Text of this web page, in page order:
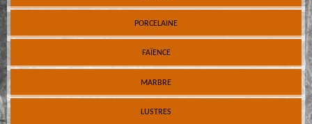
PORCELAINE
FAÏENCE
MARBRE
LUSTRES